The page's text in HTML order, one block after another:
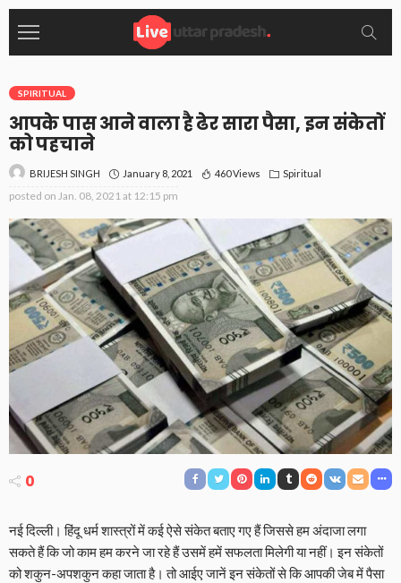
SPIRITUAL
आपके पास आने वाला है ढेर सारा पैसा, इन संकेतों
को पहचाने
BRIJESH SINGH January 8, 2021 460 Views Spiritual
posted on Jan. 08, 2021 at 12:15 pm
0
नई दिल्ली। हिंदू धर्म शास्त्रों में कई ऐसे संकेत बताए गए हैं जिससे हम अंदाजा लगा
सकते हैं कि जो काम हम करने जा रहे हैं उसमें हमें सफलता मिलेगी या नहीं। इन संकेतों
को शकुन-अपशकुन कहा जाता है। तो आईए जानें इन संकेतों से कि आपकी जेब में पैसा